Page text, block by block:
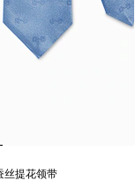
丝提花领带